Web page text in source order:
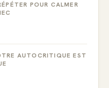
POUR CALMER
AUTOCRITIQUE EST